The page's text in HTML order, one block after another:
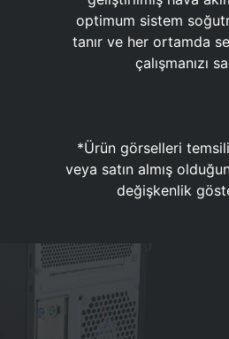
optimum sistem
tanır ve her ortamda
çalışmanızı
*Ürün görselleri
veya satın almış
değişkenlik